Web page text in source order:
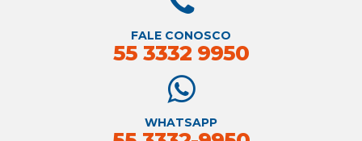
FALE CONOSCO
55 3332 9950
WHATSAPP